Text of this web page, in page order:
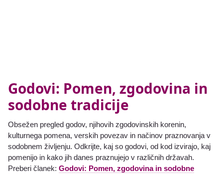
Godovi: Pomen, zgodovina in
sodobne tradicije
Obsežen pregled godov, njihovih zgodovinskih korenin,
kulturnega pomena, verskih povezav in načinov praznovanja v
sodobnem življenju. Odkrijte, kaj so godovi, od kod izvirajo, kaj
pomenijo in kako jih danes praznujejo v različnih državah.
Preberi članek: Godovi: Pomen, zgodovina in sodobne